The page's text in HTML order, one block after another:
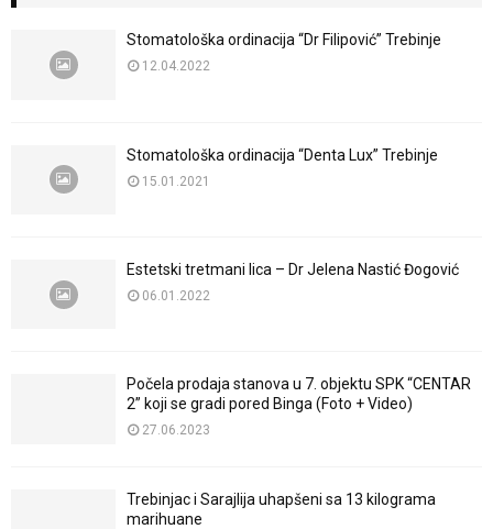
Stomatološka ordinacija “Dr Filipović” Trebinje
12.04.2022
Stomatološka ordinacija “Denta Lux” Trebinje
15.01.2021
Estetski tretmani lica – Dr Jelena Nastić Đogović
06.01.2022
Počela prodaja stanova u 7. objektu SPK “CENTAR
2” koji se gradi pored Binga (Foto + Video)
27.06.2023
Trebinjac i Sarajlija uhapšeni sa 13 kilograma
marihuane